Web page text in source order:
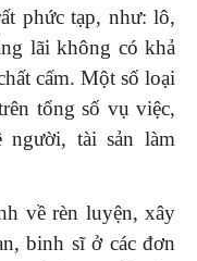
phức tạp, như: lô,
lãi không có khả
cấm. Một số loại
tổng số vụ việc,
người, tài sản làm
về rèn luyện, xây
binh sĩ ở các đơn